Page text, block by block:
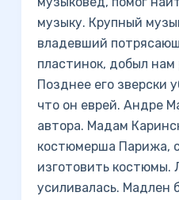
музыку. Крупный
владевший
пластинок, добыл
Позднее его зверски
что он еврей. Андре
автора. Мадам
костюмерша Парижа,
изготовить костюмы.
усиливалась. Мадлен